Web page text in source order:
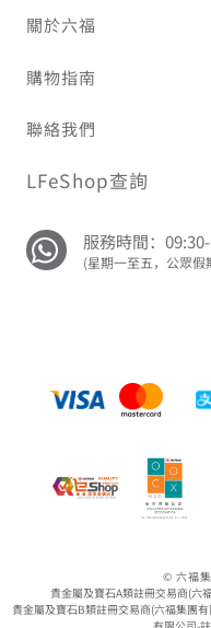
關於六福
購物指南
聯絡我們
LFeShop查詢
服務時間：
(星期一至五，公眾假
© 六福
貴金屬及寶石A類註冊交易商(六
貴金屬及寶石B類註冊交易商(六福集團